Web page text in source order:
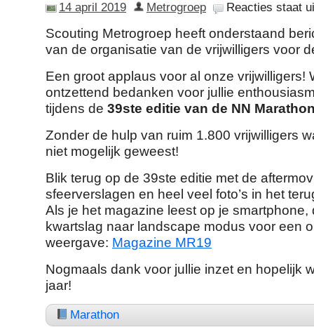
14 april 2019 Metrogroep Reacties staat
Scouting Metrogroep heeft onderstaand
van de organisatie van de vrijwilligers voor
Een groot applaus voor al onze vrijwilligers!
ontzettend bedanken voor jullie
tijdens de 39ste editie van de NN
Zonder de hulp van ruim 1.800 vrijwilligers
niet mogelijk geweest!
Blik terug op de 39ste editie met de
sfeerverslagen en heel veel foto’s in het
Als je het magazine leest op je smartphone,
kwartslag naar landscape modus voor een
weergave: Magazine MR19
Nogmaals dank voor jullie inzet en hopelijk
jaar!
Marathon